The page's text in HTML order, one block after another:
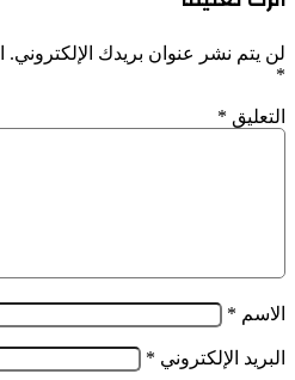
رمضان
لن يتم نشر عنوان بريدك الإلكتروني.
*
التعليق *
الاسم *
البريد الإلكتروني *